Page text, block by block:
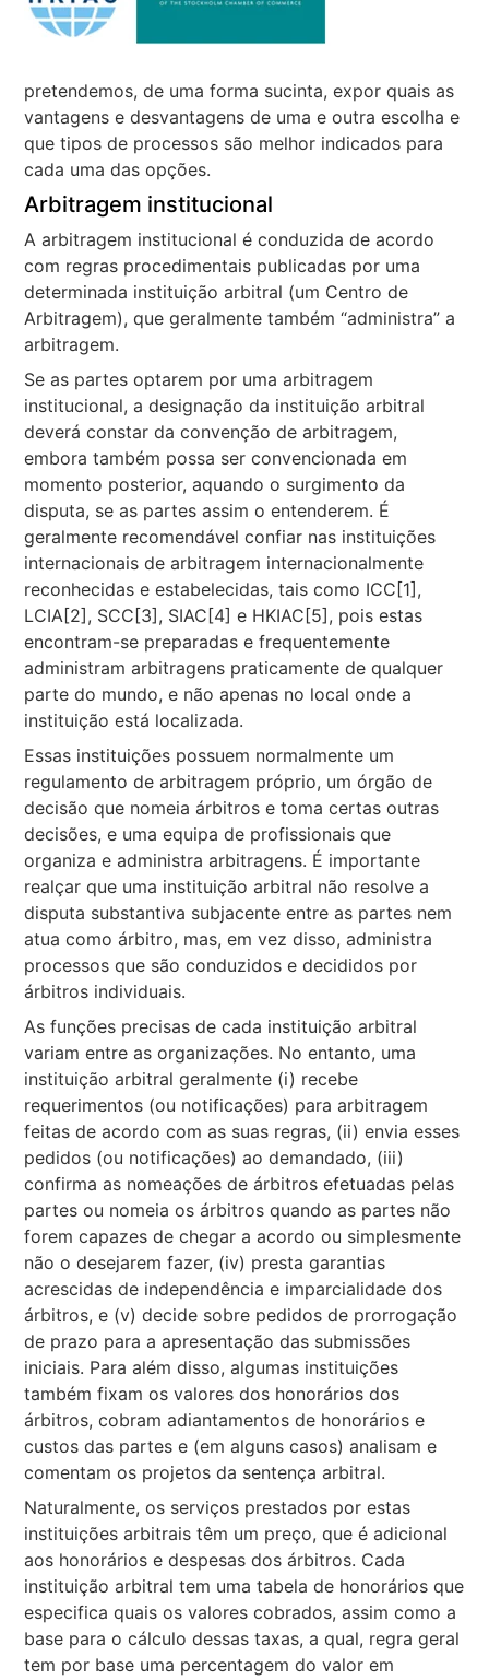
pretendemos, de uma forma sucinta, expor quais as
vantagens e desvantagens de uma e outra escolha e
que tipos de processos são melhor indicados para
cada uma das opções.
Arbitragem institucional
A arbitragem institucional é conduzida de acordo
com regras procedimentais publicadas por uma
determinada instituição arbitral (um Centro de
Arbitragem), que geralmente também “administra” a
arbitragem.
Se as partes optarem por uma arbitragem
institucional, a designação da instituição arbitral
deverá constar da convenção de arbitragem,
embora também possa ser convencionada em
momento posterior, aquando o surgimento da
disputa, se as partes assim o entenderem. É
geralmente recomendável confiar nas instituições
internacionais de arbitragem internacionalmente
reconhecidas e estabelecidas, tais como ICC[1],
LCIA[2], SCC[3], SIAC[4] e HKIAC[5], pois estas
encontram-se preparadas e frequentemente
administram arbitragens praticamente de qualquer
parte do mundo, e não apenas no local onde a
instituição está localizada.
Essas instituições possuem normalmente um
regulamento de arbitragem próprio, um órgão de
decisão que nomeia árbitros e toma certas outras
decisões, e uma equipa de profissionais que
organiza e administra arbitragens. É importante
realçar que uma instituição arbitral não resolve a
disputa substantiva subjacente entre as partes nem
atua como árbitro, mas, em vez disso, administra
processos que são conduzidos e decididos por
árbitros individuais.
As funções precisas de cada instituição arbitral
variam entre as organizações. No entanto, uma
instituição arbitral geralmente (i) recebe
requerimentos (ou notificações) para arbitragem
feitas de acordo com as suas regras, (ii) envia esses
pedidos (ou notificações) ao demandado, (iii)
confirma as nomeações de árbitros efetuadas pelas
partes ou nomeia os árbitros quando as partes não
forem capazes de chegar a acordo ou simplesmente
não o desejarem fazer, (iv) presta garantias
acrescidas de independência e imparcialidade dos
árbitros, e (v) decide sobre pedidos de prorrogação
de prazo para a apresentação das submissões
iniciais. Para além disso, algumas instituições
também fixam os valores dos honorários dos
árbitros, cobram adiantamentos de honorários e
custos das partes e (em alguns casos) analisam e
comentam os projetos da sentença arbitral.
Naturalmente, os serviços prestados por estas
instituições arbitrais têm um preço, que é adicional
aos honorários e despesas dos árbitros. Cada
instituição arbitral tem uma tabela de honorários que
especifica quais os valores cobrados, assim como a
base para o cálculo dessas taxas, a qual, regra geral
tem por base uma percentagem do valor em